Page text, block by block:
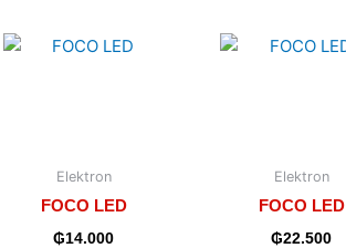
Elektron
FOCO LED
₲14.000
Elektron
FOCO LED
₲22.500